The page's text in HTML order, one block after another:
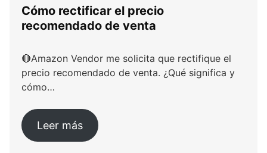
Cómo rectificar el precio
recomendado de venta
🔴Amazon Vendor me solicita que rectifique el
precio recomendado de venta. ¿Qué significa y
cómo…
Leer más